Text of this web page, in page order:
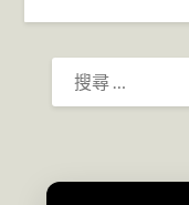
搜
尋：